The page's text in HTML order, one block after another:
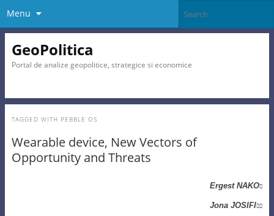
Menu
GeoPolitica
Portal de analize geopolitice, strategice si economice
TAGGED WITH PEBBLE OS
Wearable device, New Vectors of
Opportunity and Threats
Ergest NAKO
Jona JOSIFI